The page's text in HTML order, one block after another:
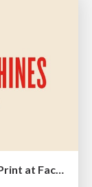
Imperfection Machines: The Place of Print at Facebook